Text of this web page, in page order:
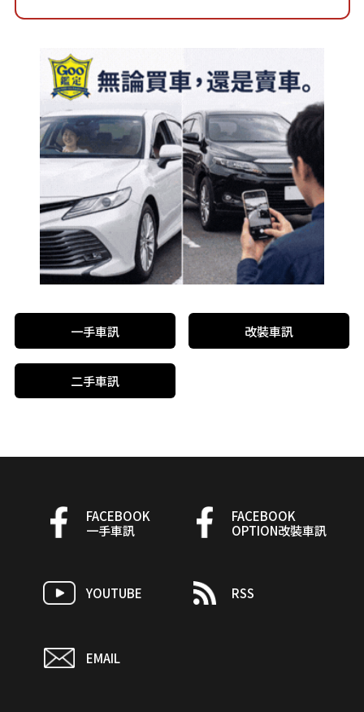
一手車訊 改裝車訊
二手車訊
FACEBOOK
一手車訊
FACEBOOK
OPTION改裝車訊
YOUTUBE RSS
EMAIL